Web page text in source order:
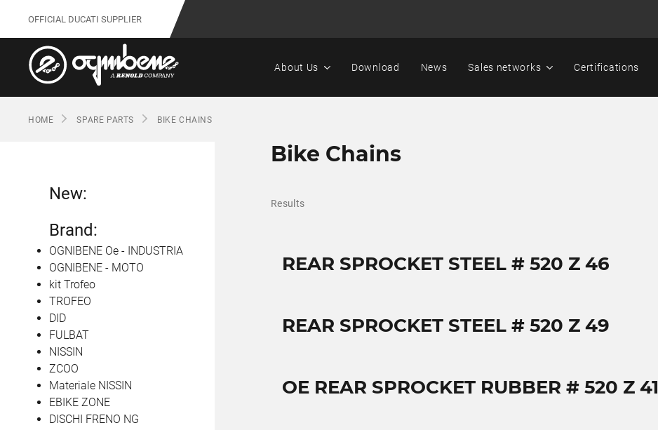
OFFICIAL DUCATI SUPPLIER
About Us Download News Sales networks Certifications
HOME SPARE PARTS BIKE CHAINS
Bike Chains
Results
REAR SPROCKET STEEL # 520 Z 46
REAR SPROCKET STEEL # 520 Z 49
OE REAR SPROCKET RUBBER # 520 Z 41
New:
Brand:
OGNIBENE Oe - INDUSTRIA
OGNIBENE - MOTO
kit Trofeo
TROFEO
DID
FULBAT
NISSIN
ZCOO
Materiale NISSIN
EBIKE ZONE
DISCHI FRENO NG